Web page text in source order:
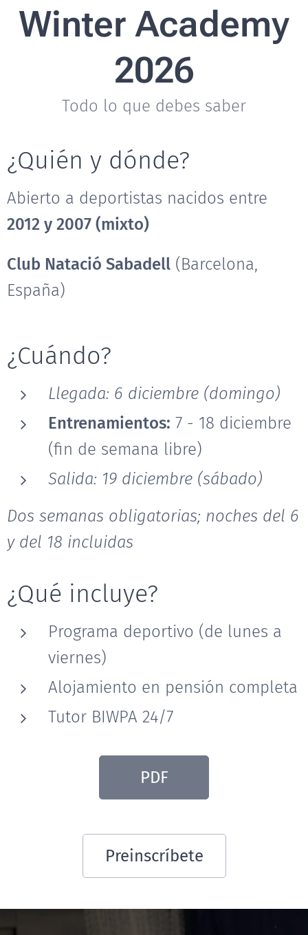
Winter Academy
2026
Todo lo que debes saber
¿Quién y dónde?
Abierto a deportistas nacidos entre
2012 y 2007 (mixto)
Club Natació Sabadell (Barcelona,
España)
¿Cuándo?
Llegada: 6 diciembre (domingo)
Entrenamientos: 7 - 18 diciembre
(fin de semana libre)
Salida: 19 diciembre (sábado)
Dos semanas obligatorias; noches del 6
y del 18 incluidas
¿Qué incluye?
Programa deportivo (de lunes a
viernes)
Alojamiento en pensión completa
Tutor BIWPA 24/7
PDF
Preinscríbete